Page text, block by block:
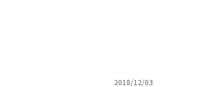
2018/12/03